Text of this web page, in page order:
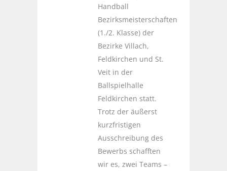
Handball
Bezirksmeisterschaften
(1./2. Klasse) der
Bezirke Villach,
Feldkirchen und St.
Veit in der
Ballspielhalle
Feldkirchen statt.
Trotz der äußerst
kurzfristigen
Ausschreibung des
Bewerbs schafften
wir es, zwei Teams –